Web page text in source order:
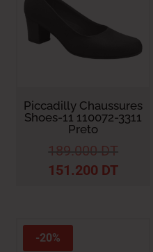
Piccadilly Chaussures
Shoes-11 110072-3311
Preto
189.000 DT
151.200 DT
-20%